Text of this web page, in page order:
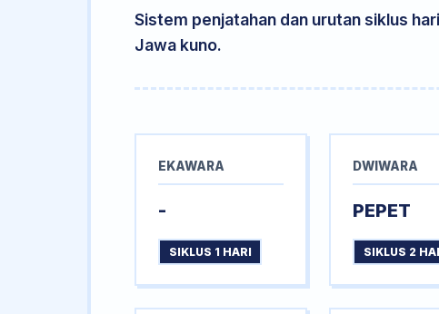
Sistem penjatahan dan urutan siklus
Jawa kuno.
EKAWARA
-
SIKLUS 1 HARI
DWIWARA
PEPET
SIKLUS 2